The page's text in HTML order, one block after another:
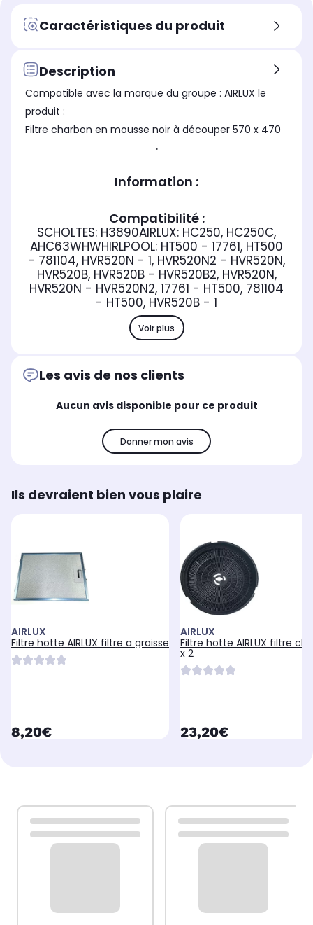
Caractéristiques du produit
Description
Compatible avec la marque du groupe : AIRLUX le
produit :
Filtre charbon en mousse noir à découper 570 x 470
.
Information :
Compatibilité :
SCHOLTES: H3890AIRLUX: HC250, HC250C,
AHC63WHWHIRLPOOL: HT500 - 17761, HT500
- 781104, HVR520N - 1, HVR520N2 - HVR520N,
HVR520B, HVR520B - HVR520B2, HVR520N,
HVR520N - HVR520N2, 17761 - HT500, 781104
- HT500, HVR520B - 1
Voir plus
Les avis de nos clients
Aucun avis disponible pour ce produit
Donner mon avis
Ils devraient bien vous plaire
AIRLUX
Filtre hotte AIRLUX filtre a graisse
currentPrice
8,20€
AIRLUX
Filtre hotte AIRLUX filtre
x 2
currentPrice
23,20€